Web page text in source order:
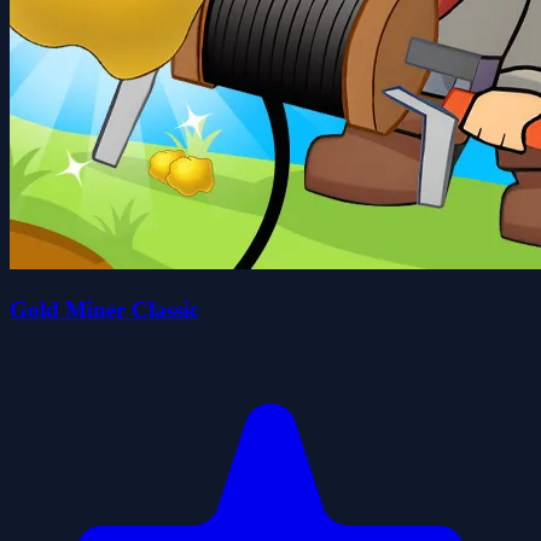
Gold Miner Classic